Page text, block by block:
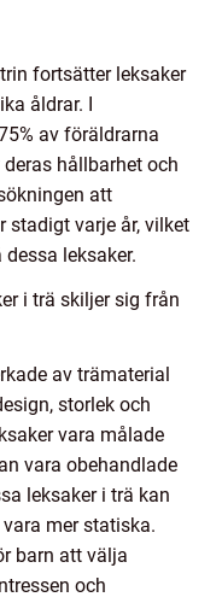
fortsätter leksaker
åldrar. I
av föräldrarna
hållbarhet och
att
stadigt varje år, vilket
leksaker.
i trä skiljer sig från
av trämaterial
storlek och
vara målade
vara obehandlade
leksaker i trä kan
mer statiska.
barn att välja
och